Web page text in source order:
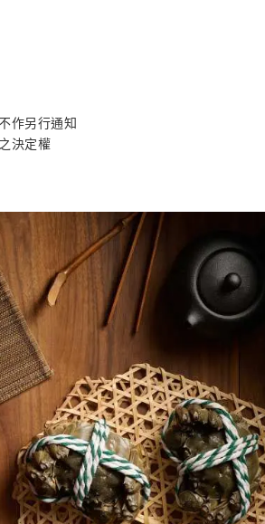
作另行通知
決定權